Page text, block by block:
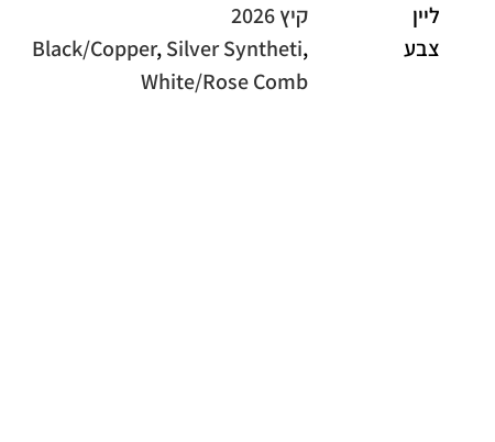
ליין
קיץ 2026
צבע
Black/Copper,Silver Syntheti,
White/Rose Comb